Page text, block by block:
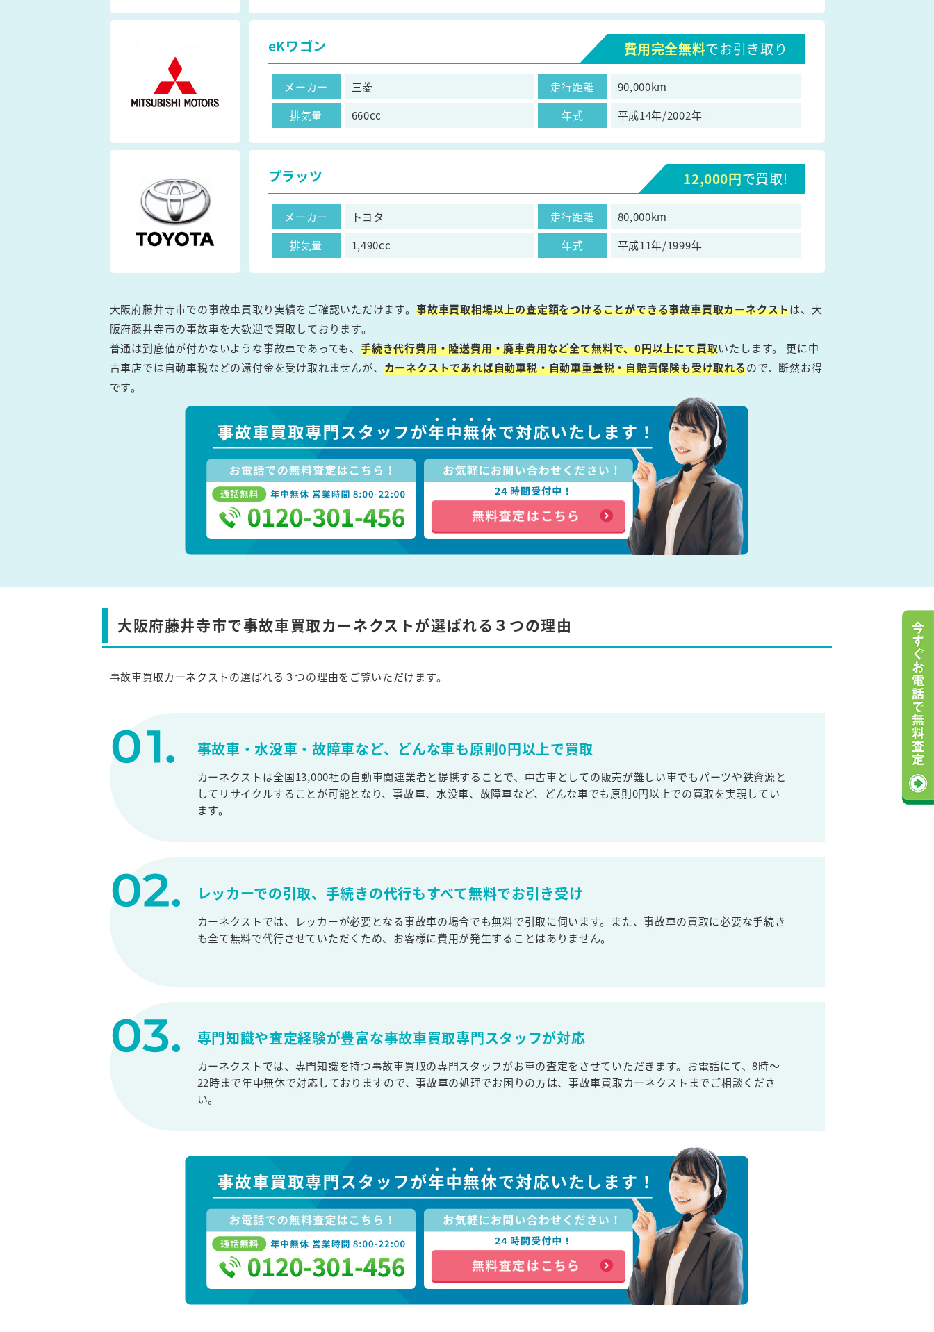
eKワゴン 費用完全無料でお引き取り
メーカー 三菱 走行距離
90,000km
排気量
660cc 年式 平成14年/2002年
プラッツ 12,000円で買取!
メーカー トヨタ 走行距離
80,000km
排気量
1,490cc 年式 平成11年/1999年
大阪府藤井寺市での事故車買取り実績をご確認いただけます。 事故車買取相場以上の査定額をつけることができる事故車買取カーネクストは、大
阪府藤井寺市の事故車を大歓迎で買取しております。
普通は到底値が付かないような事故車であっても、 手続き代行費用・陸送費用・廃車費用など全て無料で、0円以上にて買取いたします。 更に中
古車店では自動車税などの還付金を受け取れませんが、 カーネクストであれば自動車税・自動車重量税・自賠責保険も受け取れるので、断然お得
です。
大阪府藤井寺市で事故車買取カーネクストが選ばれる３つの理由
事故車買取カーネクストの選ばれる３つの理由をご覧いただけます。
事故車・水没車・故障車など、どんな車も原則0円以上で買取
カーネクストは全国13,000社の自動車関連業者と提携することで、中古車としての販売が難しい車でもパーツや鉄資源と
してリサイクルすることが可能となり、事故車、水没車、故障車など、どんな車でも原則0円以上での買取を実現してい
ます。
レッカーでの引取、手続きの代行もすべて無料でお引き受け
カーネクストでは、レッカーが必要となる事故車の場合でも無料で引取に伺います。また、事故車の買取に必要な手続き
も全て無料で代行させていただくため、お客様に費用が発生することはありません。
専門知識や査定経験が豊富な事故車買取専門スタッフが対応
カーネクストでは、専門知識を持つ事故車買取の専門スタッフがお車の査定をさせていただきます。お電話にて、8時～
22時まで年中無休で対応しておりますので、事故車の処理でお困りの方は、事故車買取カーネクストまでご相談くださ
い。